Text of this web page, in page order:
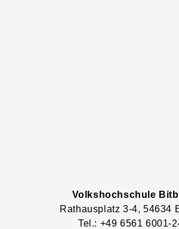
Volkshochschule
Rathausplatz 3-4, 54634
Tel.: +49 6561 6001-